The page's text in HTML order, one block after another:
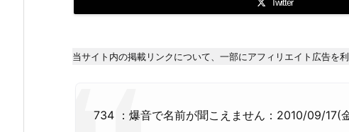
Twitter
当サイト内の掲載リンクについて、一部にアフィリエイト広告を
734 ：爆音で名前が聞こえません：2010/09/17(